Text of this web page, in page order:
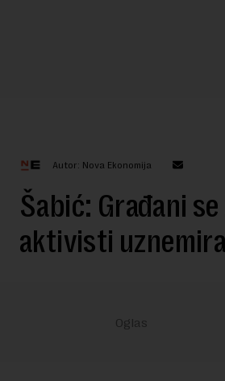
Autor: Nova Ekonomija
Šabić: Građani
aktivisti